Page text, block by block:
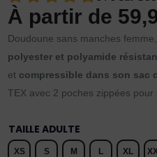
À partir de
Doudoune sans manches femme,
polyester et polyamide
et compressible dans son sac
TEX avec 2 poches zippées
TAILLE ADULTE
XS S M L XL